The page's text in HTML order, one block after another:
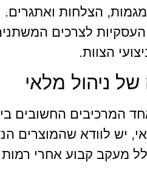
מגמות, הצלחות
לצרכים
הצוות.
של ניהול מלאי
המרכיבים החשובים
יש לוודא שהמוצרים
מעקב קבוע אחרי